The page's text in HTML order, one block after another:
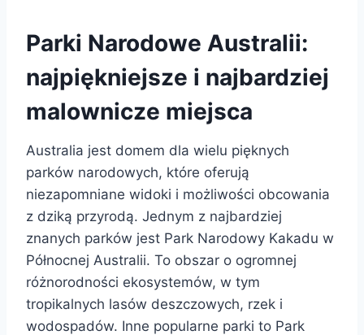
Parki Narodowe Australii:
najpiękniejsze i najbardziej
malownicze miejsca
Australia jest domem dla wielu pięknych
parków narodowych, które oferują
niezapomniane widoki i możliwości obcowania
z dziką przyrodą. Jednym z najbardziej
znanych parków jest Park Narodowy Kakadu w
Północnej Australii. To obszar o ogromnej
różnorodności ekosystemów, w tym
tropikalnych lasów deszczowych, rzek i
wodospadów. Inne popularne parki to Park